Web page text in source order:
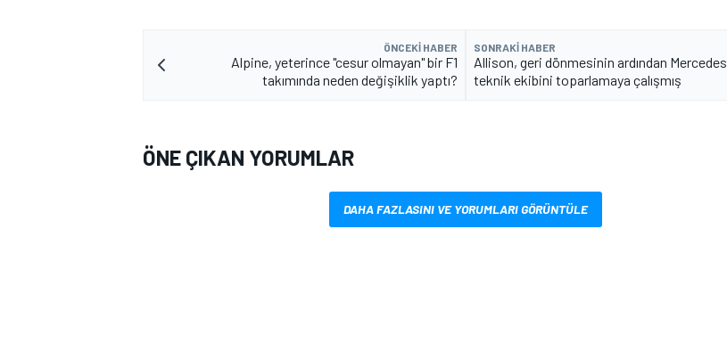
ÖNCEKI HABER
Alpine, yeterince "cesur olmayan" bir F1
takımında neden değişiklik yaptı?
SONRAKI HABER
Allison, geri dönmesinin ardından Mercedes
teknik ekibini toparlamaya çalışmış
ÖNE ÇIKAN YORUMLAR
DAHA FAZLASINI VE YORUMLARI GÖRÜNTÜLE